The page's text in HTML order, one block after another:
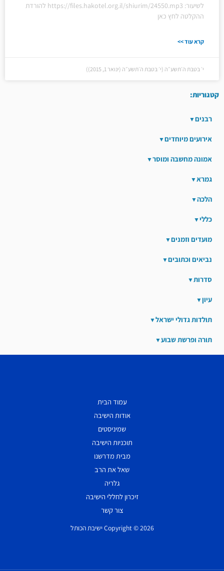
לשיעור: https://files.hakotel.org.il/shiurim/24550.mp3 להורדת
ההקלטה לחץ כאן
קרא עוד >>
י׳ בטבת ה׳תשע״ה (י׳ בטבת ה׳תשע״ה (ינואר 1, 2015))
קטגוריות:
רבנים
אירועים מיוחדים
אמונה מחשבה ומוסר
גמרא
הלכה
כללי
מועדים וזמנים
נביאים וכתובים
סדרות
עיון
תולדות גדולי ישראל
תורה ופרשת שבוע
עמוד הבית
אודות הישיבה
שמיניסטים
תוכניות הישיבה
מבית מדרשנו
שאל את הרב
גלריה
זיכרון לחללי הישיבה
צור קשר
Copyright © 2026 ישיבת הכותל